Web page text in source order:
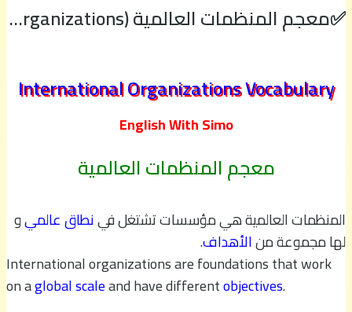
✅معجم المنظمات العالمية (International Organizations) الدرس الكامل
International Organizations Vocabulary
English With Simo
معجم المنظمات العالمية
المنظمات العالمية هي مؤسسات تشتغل فينطاق عالميو
لها مجموعة منالأهداف.
International organizations are foundations that work
on aglobal scaleand have differentobjectives.